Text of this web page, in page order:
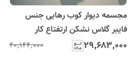
مجسمه دیوار کوب رهایی جنس
فایبر گلاس نشکن ارتفتاع کار
120سانت
۲۹٬۶۸۳٬۰۰۰ ۴۰٬۱۴۴٬۰۰۰